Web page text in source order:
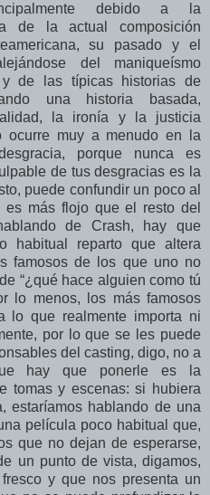
debido a la
de la actual composición
su pasado y el
del maniqueísmo
de las típicas historias de
una historia basada,
la ironía y la justicia
ocurre muy a menudo en la
porque nunca es
de tus desgracias es la
puede confundir un poco al
más flojo que el resto del
de Crash, hay que
habitual reparto que altera
famosos de los que uno no
“¿qué hace alguien como tú
lo menos, los más famosos
lo que realmente importa ni
por lo que se les puede
del casting, digo, no a
hay que ponerle es la
tomas y escenas: si hubiera
estaríamos hablando de una
película poco habitual que,
que no dejan de esperarse,
un punto de vista, digamos,
y que nos presenta un